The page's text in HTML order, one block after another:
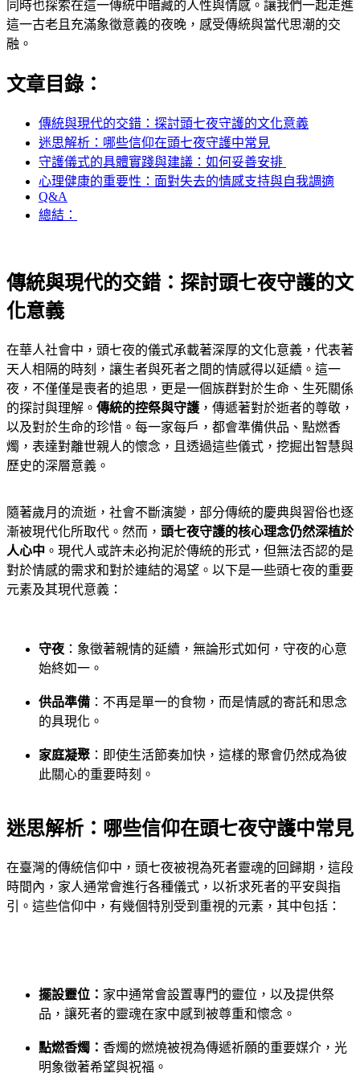
同時也探索在這一傳統中暗藏的人性與情感。讓我們一起走進
這一古老且充滿象徵意義的夜晚，感受傳統與當代思潮的交
融。
文章目錄：
傳統與現代的交錯：探討頭七夜守護的文化意義
迷思解析：哪些信仰在頭七夜守護中常見​
守護儀式的具體實踐與建議：如何妥善安排 ​
心理健康的重要性：面對失去的情感支持與自我調適
Q&A
總結：
傳統與現代的交錯：探討頭七夜守護的文
化意義
在華人社會中，頭七夜的儀式承載著深厚的文化意義，代表著
天人相隔的時刻，讓生者與死者之間的情感得以延續。這一
夜，不僅僅是喪者的追思，更是一個族群對於生命、生死關係
的探討與理解。 傳統的控祭與守護 ，傳遞著對於逝者的尊敬，
以及對於生命的珍惜。每一家每戶，都會準備供品、點燃香
燭，表達對離世親人的懷念，且透過這些儀式，挖掘出智慧與
歷史的深層意義。
隨著歲月的流逝，社會不斷演變，部分傳統的慶典與習俗也逐
漸被現代化所取代。然而， 頭七夜守護的核心理念仍然深植於
人心中 。現代人或許未必拘泥於傳統的形式，但無法否認的是
對於情感的需求和對於連結的渴望。以下是一些頭七夜的重要
元素及其現代意義：
守夜 ：象徵著親情的延續，無論形式如何，守夜的心意
始終如一。
供品準備 ：不再是單一的食物，而是情感的寄託和思念
的具現化。
家庭凝聚 ：即使生活節奏加快，這樣的聚會仍然成為彼
此關心的重要時刻。
迷思解析：哪些信仰在頭七夜守護中常見
在臺灣的傳統信仰中，頭七夜被視為死者靈魂的回歸期，這段
時間內，家人通常會進行各種儀式，以祈求死者的平安與指
引。這些信仰中，有幾個特別受到重視的元素，其中包括：
擺設靈位： 家中通常會設置專門的靈位，以及提供祭
品，讓死者的靈魂在家中感到被尊重和懷念。
點燃香燭： 香燭的燃燒被視為傳遞祈願的重要媒介，光
明象徵著希望與祝福。